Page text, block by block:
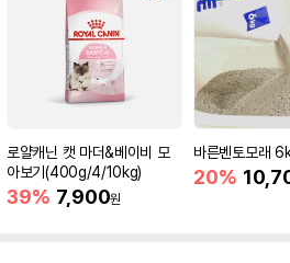
로얄캐닌 캣 마더&베이비 모
아보기(400g/4/10kg)
39% 7,900원
바른벤토모래
20%